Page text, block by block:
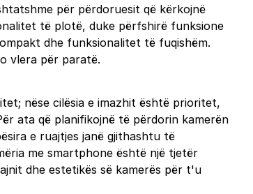
për përdoruesit që kërkojnë
të plotë, duke përfshirë funksione
dhe funksionalitet të fuqishëm.
vlera për paratë.
nëse cilësia e imazhit është prioritet,
ata që planifikojnë të përdorin kamerën
e ruajtjes janë gjithashtu të
me smartphone është një tjetër
dhe estetikës së kamerës për t'u